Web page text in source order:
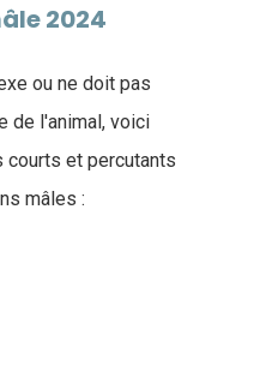
2024
ou ne doit pas
de l'animal, voici
et percutants
mâles :